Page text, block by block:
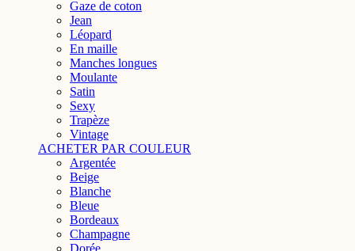
Gaze de coton
Jean
Léopard
En maille
Manches longues
Moulante
Satin
Sexy
Trapèze
Vintage
ACHETER PAR COULEUR
Argentée
Beige
Blanche
Bleue
Bordeaux
Champagne
Dorée